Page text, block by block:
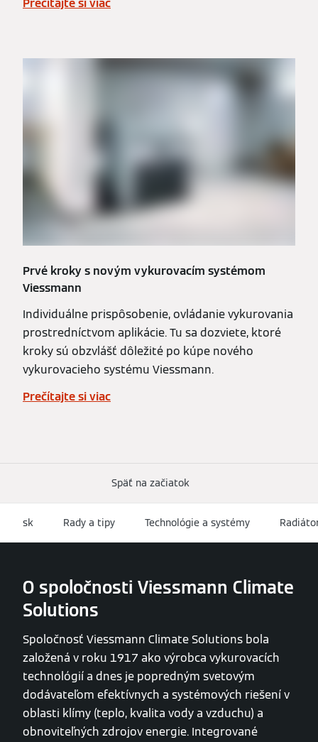
Prečítajte si viac
Prvé kroky s novým vykurovacím systémom
Viessmann
Individuálne prispôsobenie, ovládanie vykurovania
prostredníctvom aplikácie. Tu sa dozviete, ktoré
kroky sú obzvlášť dôležité po kúpe nového
vykurovacieho systému Viessmann.
Prečítajte si viac
Späť na začiatok
sk Rady a tipy Technológie a systémy
O spoločnosti Viessmann Climate
Solutions
Spoločnosť Viessmann Climate Solutions bola
založená v roku 1917 ako výrobca vykurovacích
technológií a dnes je popredným svetovým
dodávateľom efektívnych a systémových riešení v
oblasti klímy (teplo, kvalita vody a vzduchu) a
obnoviteľných zdrojov energie. Integrované